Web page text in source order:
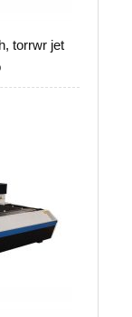
torrwr jet